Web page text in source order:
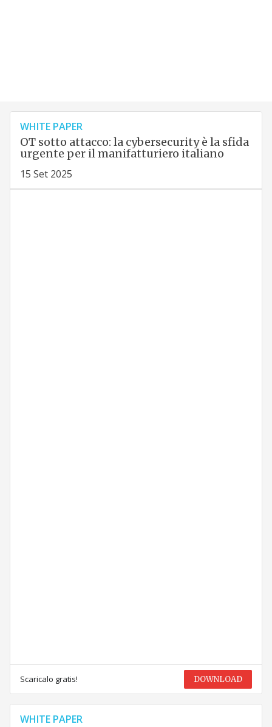
WHITE PAPER
OT sotto attacco: la cybersecurity è la sfida
urgente per il manifatturiero italiano
15 Set 2025
Scaricalo gratis! DOWNLOAD
WHITE PAPER